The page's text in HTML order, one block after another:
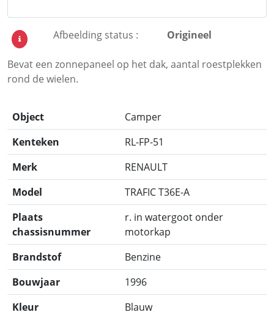
Afbeelding status : Origineel
Bevat een zonnepaneel op het dak, aantal roestplekken
rond de wielen.
Object
Camper
Kenteken
RL-FP-51
Merk
RENAULT
Model
TRAFIC T36E-A
Plaats
chassisnummer
r. in watergoot onder
motorkap
Brandstof
Benzine
Bouwjaar
1996
Kleur
Blauw